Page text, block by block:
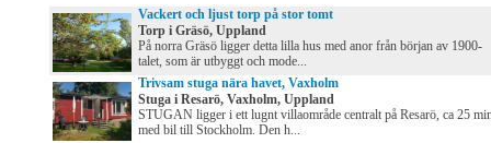
Vackert och ljust torp på stor tomt
Torp i Gräsö, Uppland
På norra Gräsö ligger detta lilla hus med anor från början av 1900-
talet, som är utbyggt och mode...
Trivsam stuga nära havet, Vaxholm
Stuga i Resarö, Vaxholm, Uppland
STUGAN ligger i ett lugnt villaområde centralt på Resarö, ca 25
med bil till Stockholm. Den h...